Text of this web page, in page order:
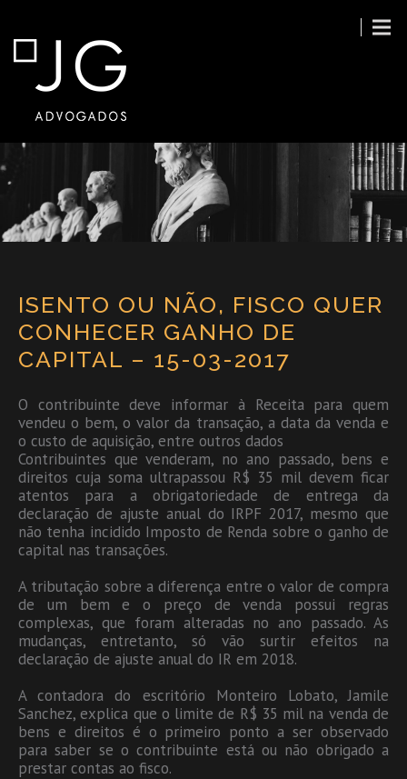
ISENTO OU NÃO, FISCO QUER
CONHECER GANHO DE
CAPITAL – 15-03-2017
O contribuinte deve informar à Receita para quem
vendeu o bem, o valor da transação, a data da venda e
o custo de aquisição, entre outros dados
Contribuintes que venderam, no ano passado, bens e
direitos cuja soma ultrapassou R$ 35 mil devem ficar
atentos para a obrigatoriedade de entrega da
declaração de ajuste anual do IRPF 2017, mesmo que
não tenha incidido Imposto de Renda sobre o ganho de
capital nas transações.
A tributação sobre a diferença entre o valor de compra
de um bem e o preço de venda possui regras
complexas, que foram alteradas no ano passado. As
mudanças, entretanto, só vão surtir efeitos na
declaração de ajuste anual do IR em 2018.
A contadora do escritório Monteiro Lobato, Jamile
Sanchez, explica que o limite de R$ 35 mil na venda de
bens e direitos é o primeiro ponto a ser observado
para saber se o contribuinte está ou não obrigado a
prestar contas ao fisco.